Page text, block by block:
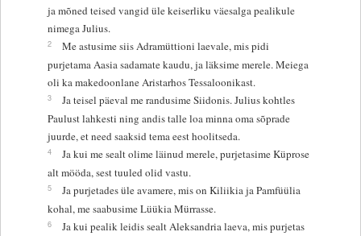
ja mõned teised vangid üle keiserliku väesalga pealikule
nimega Julius.
2
Me astusime siis Adramüttioni laevale, mis pidi
purjetama Aasia sadamate kaudu, ja läksime merele. Meiega
oli ka makedoonlane Aristarhos Tessaloonikast.
3
Ja teisel päeval me randusime Siidonis. Julius kohtles
Paulust lahkesti ning andis talle loa minna oma sõprade
juurde, et need saaksid tema eest hoolitseda.
4
Ja kui me sealt olime läinud merele, purjetasime Küprose
alt mööda, sest tuuled olid vastu.
5
Ja purjetades üle avamere, mis on Kiliikia ja Pamfüülia
kohal, me saabusime Lüükia Mürrasse.
6
Ja kui pealik leidis sealt Aleksandria laeva, mis purjetas